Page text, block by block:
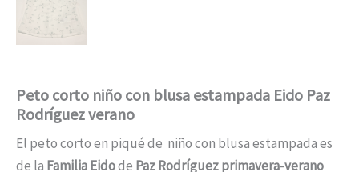
Peto corto niño con blusa estampada Eido Paz
Rodríguez verano
El peto corto en piqué de niño con blusa estampada es
de la Familia Eidode Paz Rodríguez primavera-verano